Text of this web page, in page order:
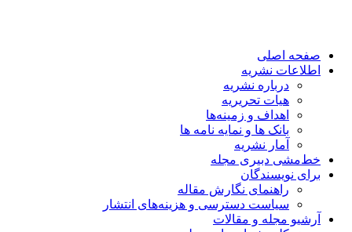
صفحه اصلی
اطلاعات نشریه
درباره نشریه
هیات تحریریه
اهداف و زمینه‌ها
بانک ها و نمایه نامه ها
آمار نشریه
خط‌مشی دبیری مجله
برای نویسندگان
راهنمای نگارش مقاله
سیاست دسترسی و هزینه‌های انتشار
آرشیو مجله و مقالات